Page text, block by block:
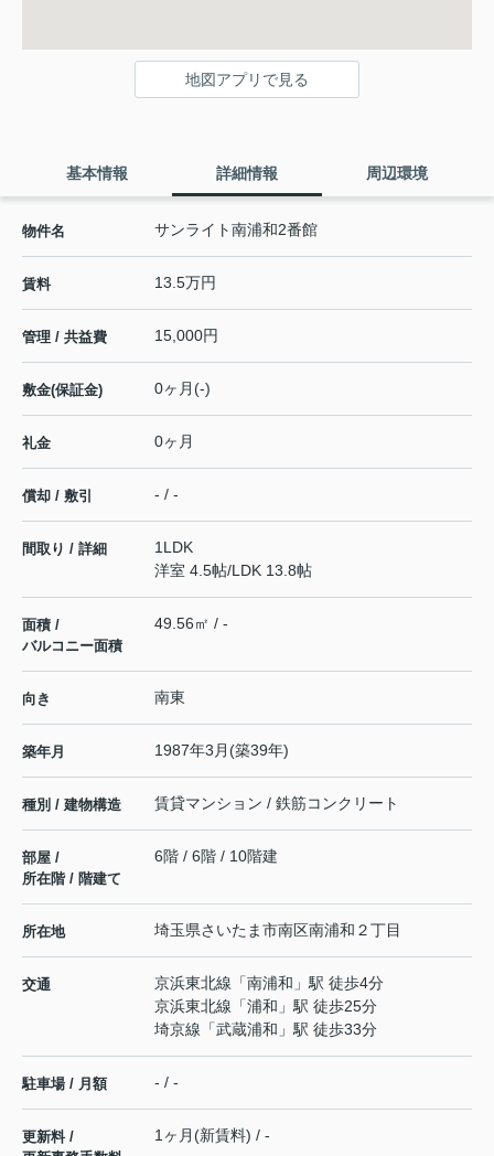
地図アプリで見る
基本情報 詳細情報 周辺環境
物件名 サンライト南浦和2番館
賃料 13.5万円
管理 / 共益費 15,000円
敷金(保証金) 0ヶ月(-)
礼金 0ヶ月
償却 / 敷引 - / -
間取り / 詳細
1LDK
洋室 4.5帖/LDK 13.8帖
面積 /
バルコニー面積
49.56㎡ / -
向き 南東
築年月 1987年3月(築39年)
種別 / 建物構造 賃貸マンション / 鉄筋コンクリート
部屋 /
所在階 / 階建て
6階 / 6階 / 10階建
所在地 埼玉県さいたま市南区南浦和 ２丁目
交通 京浜東北線 「南浦和 」駅 徒歩4分
京浜東北線 「浦和 」駅 徒歩25分
埼京線 「武蔵浦和 」駅 徒歩33分
駐車場 / 月額 - / -
更新料 /
1ヶ月(新賃料) / -